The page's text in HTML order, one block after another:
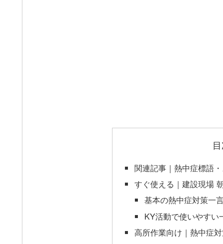
関連記事｜熱中症標語
すぐ使える｜建設現場
基本の熱中症対策一
KY活動で使いやすい
高所作業向け｜熱中症